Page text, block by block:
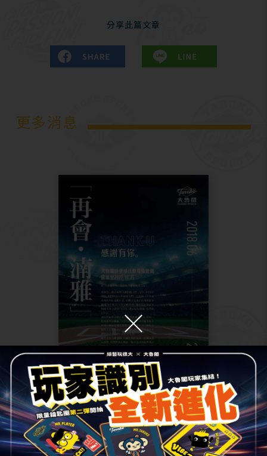
分享此篇文章
更多消息
2022.11.01 綜合
【再會，湳雅】大魯閣棒壘球打
擊場湳雅館結束營業通知